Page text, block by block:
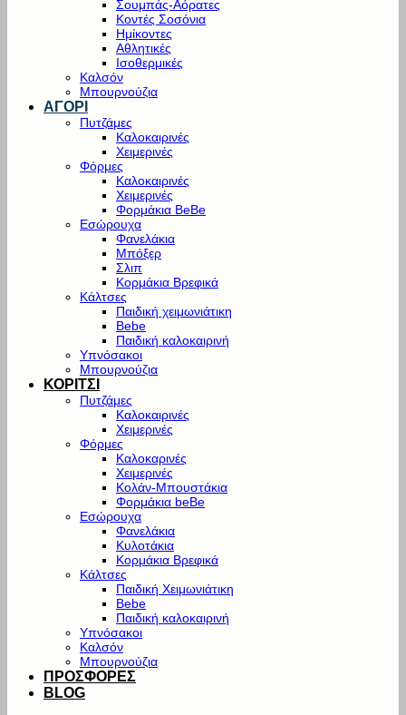
Σουμπάς-Αόρατες
Κοντές Σοσόνια
Ημίκοντες
Αθλητικές
Ισοθερμικές
Καλσόν
Μπουρνούζια
ΑΓΟΡΙ
Πυτζάμες
Καλοκαιρινές
Χειμερινές
Φόρμες
Καλοκαιρινές
Χειμερινές
Φορμάκια BeBe
Εσώρουχα
Φανελάκια
Μπόξερ
Σλιπ
Κορμάκια Βρεφικά
Κάλτσες
Παιδική χειμωνιάτικη
Bebe
Παιδική καλοκαιρινή
Υπνόσακοι
Μπουρνούζια
ΚΟΡΙΤΣΙ
Πυτζάμες
Καλοκαιρινές
Χειμερινές
Φόρμες
Καλοκαρινές
Χειμερινές
Κολάν-Μπουστάκια
Φορμάκια beBe
Εσώρουχα
Φανελάκια
Κυλοτάκια
Κορμάκια Βρεφικά
Κάλτσες
Παιδική Χειμωνιάτικη
Bebe
Παιδική καλοκαιρινή
Υπνόσακοι
Καλσόν
Μπουρνούζια
ΠΡΟΣΦΟΡΕΣ
BLOG